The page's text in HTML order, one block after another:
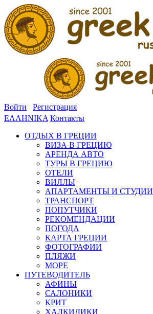
Войти
Регистрация
ΕΛΛΗΝΙΚΑ Контакты
ОТДЫХ В ГРЕЦИИ
ВИЗА В ГРЕЦИЮ
АРЕНДА АВТО
ТУРЫ В ГРЕЦИЮ
ОТЕЛИ
ВИЛЛЫ
АПАРТАМЕНТЫ И СТУДИИ
ТРАНСПОРТ
ПОПУТЧИКИ
РЕКОМЕНДАЦИИ
ПОГОДА
КАРТА ГРЕЦИИ
ФОТОГРАФИИ
ПЛЯЖИ
МОРЕ
ПУТЕВОДИТЕЛЬ
АФИНЫ
САЛОНИКИ
КРИТ
ХАЛКИДИКИ